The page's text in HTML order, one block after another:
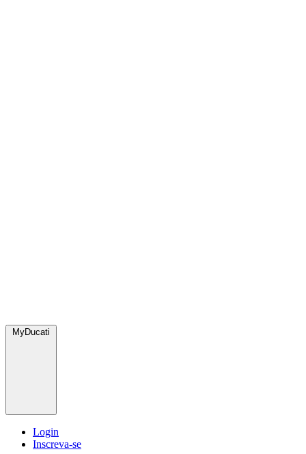
MyDucati
Login
Inscreva-se